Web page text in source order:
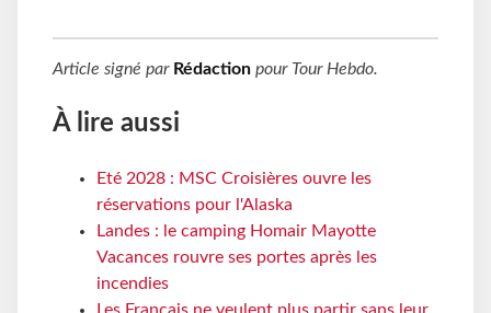
Article signé par Rédaction pour Tour Hebdo.
À lire aussi
Eté 2028 : MSC Croisières ouvre les
réservations pour l'Alaska
Landes : le camping Homair Mayotte
Vacances rouvre ses portes après les
incendies